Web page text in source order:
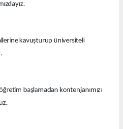
kavuşturup üniversiteli
başlamadan kontenjanımızı